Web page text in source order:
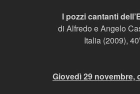
I pozzi cantanti
di Alfredo e Angelo
Italia (2009), 40′
Giovedì 29 novembre,